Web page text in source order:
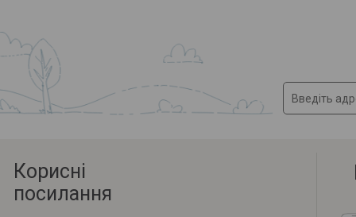
Корисні
посилання